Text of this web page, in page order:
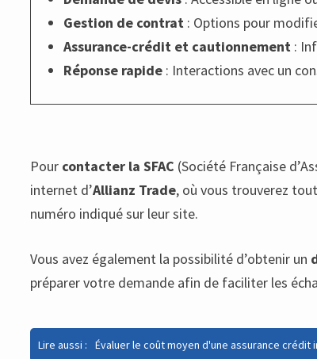
Gestion de contrat : Options pour
Assurance-crédit et cautionnement :
Réponse rapide : Interactions avec un
Pour contacter la SFAC (Société Française
internet d’Allianz Trade, où vous trouverez
numéro indiqué sur leur site.
Vous avez également la possibilité d’obtenir un
préparer votre demande afin de faciliter les
Lire aussi : Évaluer le coût moyen d'une assurance crédit